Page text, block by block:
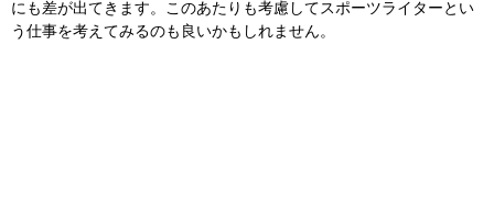
にも差が出てきます。このあたりも考慮してスポーツライターとい
う仕事を考えてみるのも良いかもしれません。